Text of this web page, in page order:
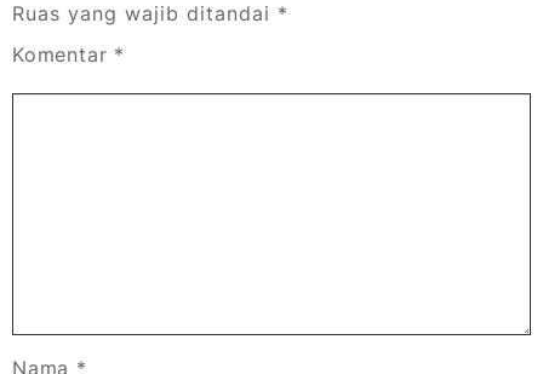
Ruas yang wajib ditandai *
Komentar *
Nama *